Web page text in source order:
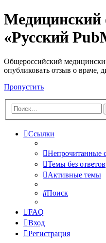
Медицинский
«Русский
Общероссийский
опубликовать отзыв о враче,
Пропустить
Ссылки
Непрочитанные
Темы без ответов
Активные темы
Поиск
FAQ
Вход
Регистрация